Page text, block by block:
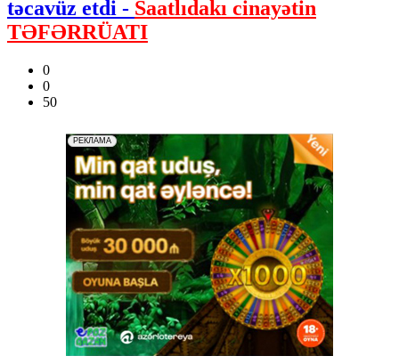
təcavüz etdi - Saatlıdakı cinayətin
TƏFƏRRÜATI
0
0
50